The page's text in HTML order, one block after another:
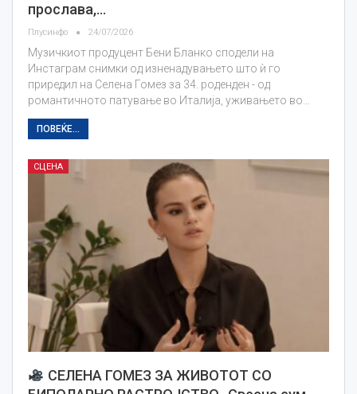
прослава,…
Плусинфо 24/07/2026
Музичкиот продуцент Бени Бланко сподели на
Инстаграм снимки од изненадувањето што ѝ го
приредил на Селена Гомез за 34. роденден - од
романтичното патување во Италија, уживањето во…
ПОВЕЌЕ...
СЦЕНА
СЕЛЕНА ГОМЕЗ ЗА ЖИВОТОТ СО